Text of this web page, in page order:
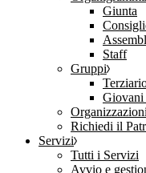
Giunta
Staff
Gruppi
Giovani
Richiedi il
Servizi
Tutti i Servizi
Avvio e